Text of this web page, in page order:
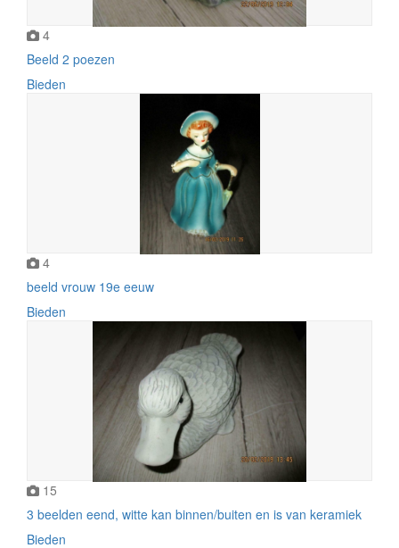
4
Beeld 2 poezen
Bieden
4
beeld vrouw 19e eeuw
Bieden
15
3 beelden eend, witte kan binnen/buiten en is van keramiek
Bieden